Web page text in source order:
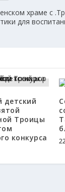
храме с
для
детский
Троицы
конкурса